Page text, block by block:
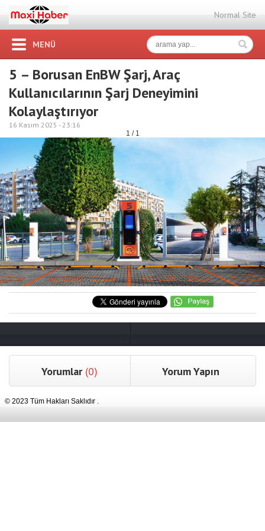
Normal Site
MENÜ
5 – Borusan EnBW Şarj, Araç
Kullanıcılarının Şarj Deneyimini
Kolaylaştırıyor
16 Kasım 2025 -23:16
1 / 1
Yorumlar (0) Yorum Yapın
© 2023 Tüm Hakları Saklıdır .